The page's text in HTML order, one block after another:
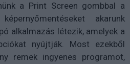
a Print Screen gombbal a
akarunk
alkalmazás létezik, amelyek a
nyújtják. Most ezekből
remek ingyenes programot,